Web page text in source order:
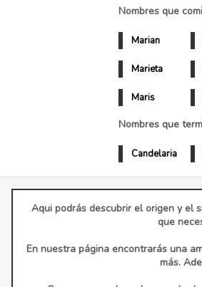
Nombres que
Marian
Marieta
Maris
Nombres que
Candelaria
Aqui podrás descubrir el origen y el
que
En nuestra página encontrarás una
más.